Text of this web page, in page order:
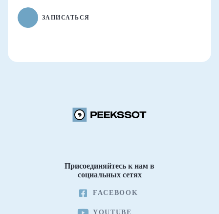
ЗАПИСАТЬСЯ
Присоединяйтесь к нам в
социальных сетях
FACEBOOK
YOUTUBE